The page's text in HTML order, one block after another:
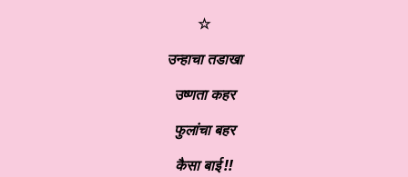
☆
उन्हाचा तडाखा
उष्णता कहर
फुलांचा बहर
कैसा बाई !!